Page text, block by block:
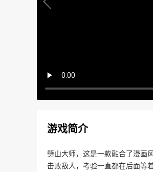
游戏简介
劈山大师，这是一款融合了漫画
击败敌人，考验一直都在后面等